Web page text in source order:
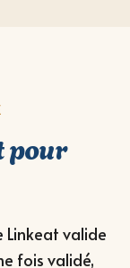
pour
Linkeat valide
fois validé,